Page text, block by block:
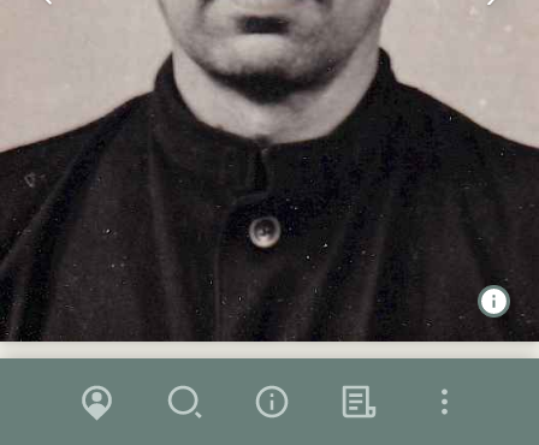
Zoom in
Karte Suche Über das ProjektHintergrund